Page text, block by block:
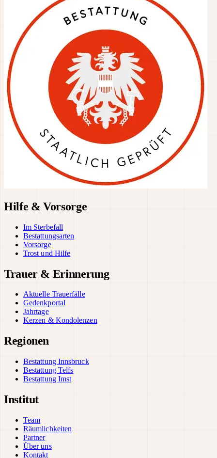
Hilfe & Vorsorge
Im Sterbefall
Bestattungsarten
Vorsorge
Trost und Hilfe
Trauer & Erinnerung
Aktuelle Trauerfälle
Gedenkportal
Jahrtage
Kerzen & Kondolenzen
Regionen
Bestattung Innsbruck
Bestattung Telfs
Bestattung Imst
Institut
Team
Räumlichkeiten
Partner
Über uns
Kontakt